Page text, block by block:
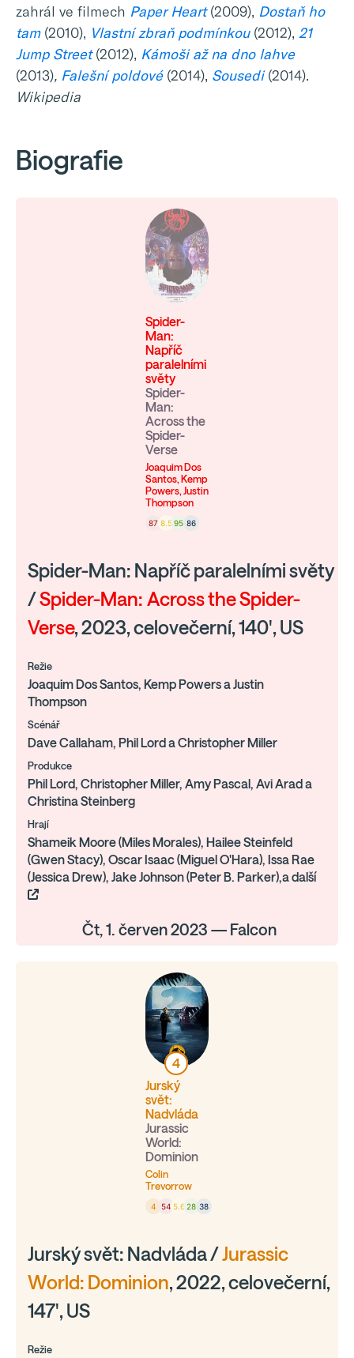
zahrál ve filmech Paper Heart(2009), Dostaň ho
tam(2010), Vlastní zbraň podmínkou(2012), 21
Jump Street(2012), Kámoši až na dno lahve
(2013), Falešní poldové(2014), Sousedi(2014).
Wikipedia
Biografie
Spider-
Man:
Napříč
paralelními
světy
Spider-
Man:
Across the
Spider-
Verse
Joaquim Dos
Santos, Kemp
Powers, Justin
Thompson
87 8.5 95 86
Spider-Man: Napříč paralelními světy
/Spider-Man: Across the Spider-
Verse, 2023, celovečerní, 140', US
Režie
Joaquim Dos Santos, Kemp Powers a Justin
Thompson
Scénář
Dave Callaham, Phil Lord a Christopher Miller
Produkce
Phil Lord, Christopher Miller, Amy Pascal, Avi Arad a
Christina Steinberg
Hrají
Shameik Moore (Miles Morales), Hailee Steinfeld
(Gwen Stacy), Oscar Isaac (Miguel O'Hara), Issa Rae
(Jessica Drew), Jake Johnson (Peter B. Parker),a další
Čt, 1. červen 2023 — Falcon
4
Jurský
svět:
Nadvláda
Jurassic
World:
Dominion
Colin
Trevorrow
4 54 5.6 28 38
Jurský svět: Nadvláda /Jurassic
World: Dominion, 2022, celovečerní,
147', US
Režie